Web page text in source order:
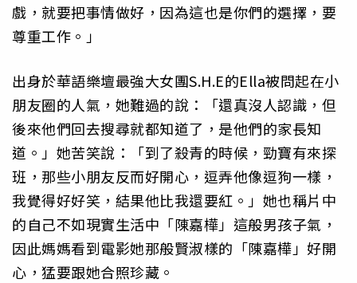
戲，就要把事情做好，因為這也是你們的選擇， 要
尊重工作。」
出身於華語樂壇最強大女團S.H.E的Ella被問起在小
朋友圈的人氣，她難過的說：「還真沒人認識， 但
後來他們回去搜尋就都知道了，是他們的家長知
道。」她苦笑說：
「到了殺青的時候，勁寶有來探
班，那些小朋友反而好開心， 逗弄他像逗狗一樣，
我覺得好好笑，結果他比我還要紅。」 她也稱片中
的自己不如現實生活中「陳嘉樺」這般男孩子氣，
因此媽媽看到電影她那般賢淑樣的「陳嘉樺」好開
心， 猛要跟她合照珍藏。